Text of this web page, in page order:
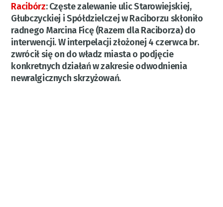
Racibórz:Częste zalewanie ulic Starowiejskiej,
Głubczyckiej i Spółdzielczej w Raciborzu skłoniło
radnego Marcina Ficę (Razem dla Raciborza) do
interwencji. W interpelacji złożonej 4 czerwca br.
zwrócił się on do władz miasta o podjęcie
konkretnych działań w zakresie odwodnienia
newralgicznych skrzyżowań.